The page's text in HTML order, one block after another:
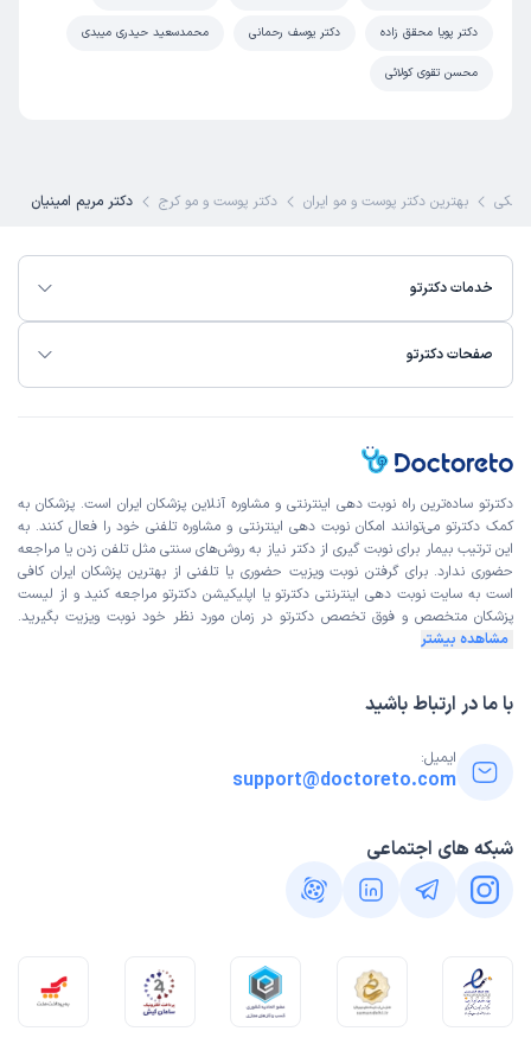
زمان انتظار: 15-45 دقیقه
زمان انتظار:0-15 دقیقه
علت مراجعه:
زمان انتظار:0-15 دقیقه
بسیار دکتر خوب
علت مراجعه: درمان ریزش مو و مشکلات مرتبط با پوست سر
زمان انتظار:45-90 دقیقه
بسیار صبور و خوش برخوردی دارن
علت مراجعه: درمان ریزش مو و مشکلات مرتبط با پوست سر
1405/03/19
)
دکتر پویا محقق زاده دکتر یوسف رحمانی محمدسعید حیدری میبدی
محسن تقوی کولائی
بهترین دکتر پوست و مو ایران دکتر پوست و مو کرج دکتر مریم امینیان
خدمات دکترتو
صفحات دکترتو
دکترتو ساده‌ترین راه نوبت‌ دهی اینترنتی و مشاوره آنلاین پزشکان ایران است. پزشکان به
کمک دکترتو می‌توانند امکان نوبت دهی اینترنتی و مشاوره تلفنی خود را فعال کنند. به
این ترتیب بیمار برای نوبت گیری از دکتر نیاز به روش‌های سنتی مثل تلفن زدن یا مراجعه
حضوری ندارد. برای گرفتن نوبت ویزیت حضوری یا تلفنی از بهترین پزشکان ایران کافی
است به سایت نوبت دهی اینترنتی دکترتو یا اپلیکیشن دکترتو مراجعه کنید و از لیست
پزشکان متخصص و فوق تخصص دکترتو در زمان مورد نظر خود نوبت ویزیت بگیرید.
مشاهده بیشتر
با ما در ارتباط باشید
ایمیل:
support@doctoreto.com
شبکه های اجتماعی